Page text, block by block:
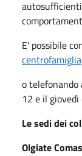
E' possibile
o
12 e il
Le sedi dei
Olgiate